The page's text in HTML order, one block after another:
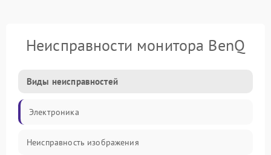
Неисправности монитора BenQ
Виды неисправностей
Электроника
Неисправность изображения